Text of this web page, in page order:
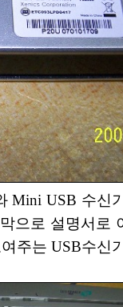
Mini USB 수신
으로 설명서로
주는 USB수신